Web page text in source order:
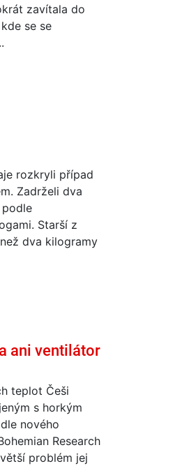
zavítala do
se se
rozkryli případ
Zadrželi dva
Starší z
dva kilogramy
ani ventilátor
teplot Češi
s horkým
nového
Research
problém jej